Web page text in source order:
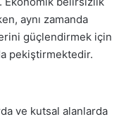
aynı zamanda
güçlendirmek için
pekiştirmektedir.
ve kutsal alanlarda